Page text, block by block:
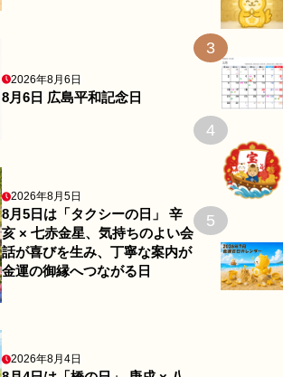
2026年8月6日
8月6日 広島平和記念日
2026年8月5日
8月5日は「タクシーの日」 辛
亥 × 七赤金星、気持ちのよい会
話が喜びを生み、丁寧な案内が
金運の御縁へつながる日
2026年8月4日
3
4
5